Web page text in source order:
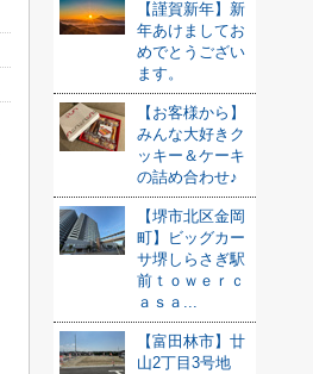
【謹賀新年】新
年あけましてお
めでとうござい
ます。
【お客様から】
みんな大好きク
ッキー＆ケーキ
の詰め合わせ♪
【堺市北区金岡
町】ビッグカー
サ堺しらさぎ駅
前ｔｏｗｅｒｃ
ａｓａ...
【富田林市】廿
山2丁目3号地